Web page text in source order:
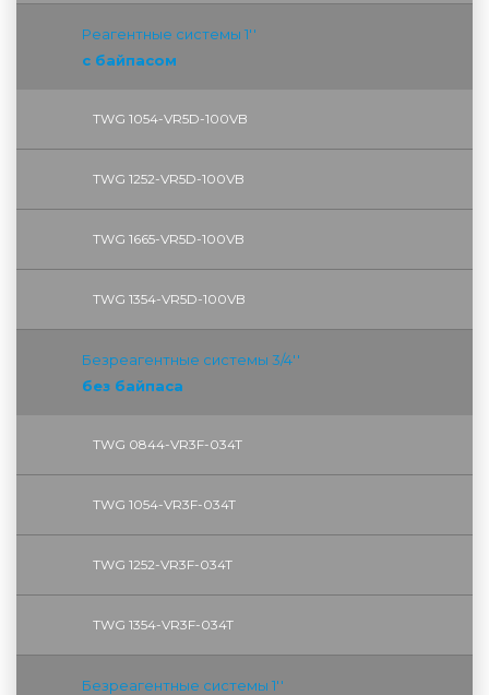
Реагентные системы 1''
с байпасом
TWG 1054-VR5D-100VB
TWG 1252-VR5D-100VB
TWG 1665-VR5D-100VB
TWG 1354-VR5D-100VB
Безреагентные системы 3/4''
без байпаса
TWG 0844-VR3F-034T
TWG 1054-VR3F-034T
TWG 1252-VR3F-034T
TWG 1354-VR3F-034T
Безреагентные системы 1''